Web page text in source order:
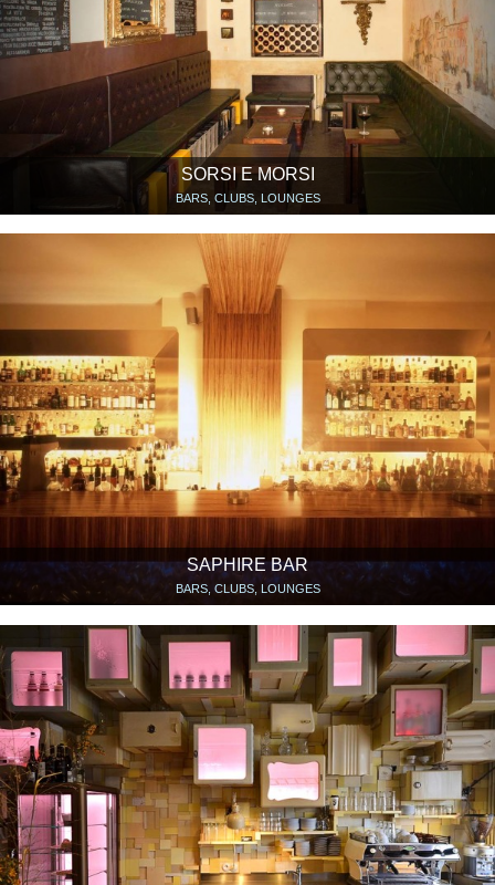
SORSI E MORSI
BARS, CLUBS, LOUNGES
SAPHIRE BAR
BARS, CLUBS, LOUNGES